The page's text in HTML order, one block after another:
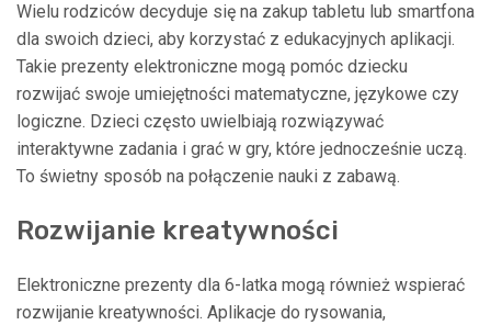
Wielu rodziców decyduje się na zakup tabletu lub smartfona
dla swoich dzieci, aby korzystać z edukacyjnych aplikacji.
Takie prezenty elektroniczne mogą pomóc dziecku
rozwijać swoje umiejętności matematyczne, językowe czy
logiczne. Dzieci często uwielbiają rozwiązywać
interaktywne zadania i grać w gry, które jednocześnie uczą.
To świetny sposób na połączenie nauki z zabawą.
Rozwijanie kreatywności
Elektroniczne prezenty dla 6-latka mogą również wspierać
rozwijanie kreatywności. Aplikacje do rysowania,